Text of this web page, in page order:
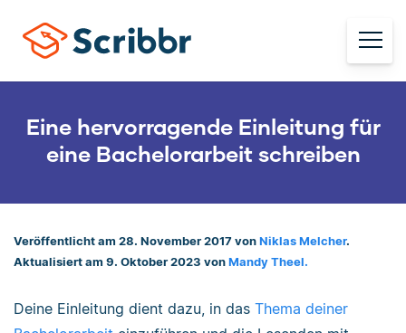
Eine hervorragende Einleitung für
eine Bachelorarbeit schreiben
Veröffentlicht am 28. November 2017 von Niklas Melcher.
Aktualisiert am 9. Oktober 2023 von Mandy Theel.
Deine Einleitung dient dazu, in das Thema deiner